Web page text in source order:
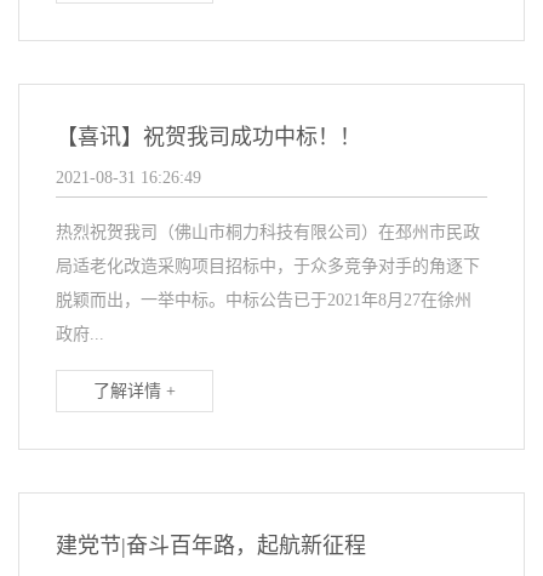
【喜讯】祝贺我司成功中标！！
2021-08-31 16:26:49
热烈祝贺我司（佛山市桐力科技有限公司）在邳州市民政
局适老化改造采购项目招标中，于众多竞争对手的角逐下
脱颖而出，一举中标。中标公告已于2021年8月27在徐州
政府...
了解详情 +
建党节|奋斗百年路，起航新征程